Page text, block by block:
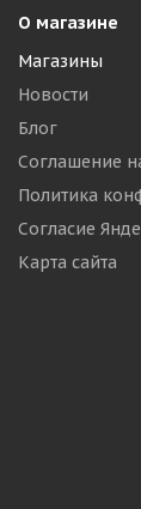
О магазине
Магазины
Новости
Блог
Соглашение
Политика
Согласие
Карта сайта